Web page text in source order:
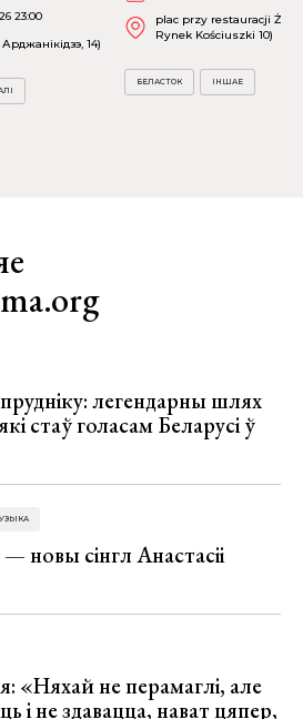
23:00
14)
plac przy restauracji
Rynek Kościuszki 10)
БЕЛАСТОК ІНШАЕ
легендарны шлях
стаў голасам Беларусі ў
новы сінгл Анастасіі
«Няхай не перамаглі, але
і не здавацца, нават цяпер,